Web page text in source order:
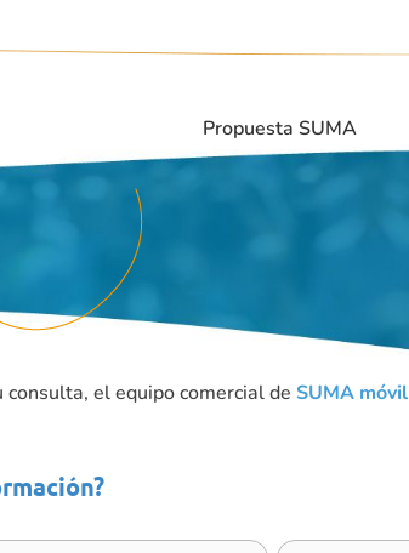
Propuesta SUMA
el equipo comercial deSUMA móvil